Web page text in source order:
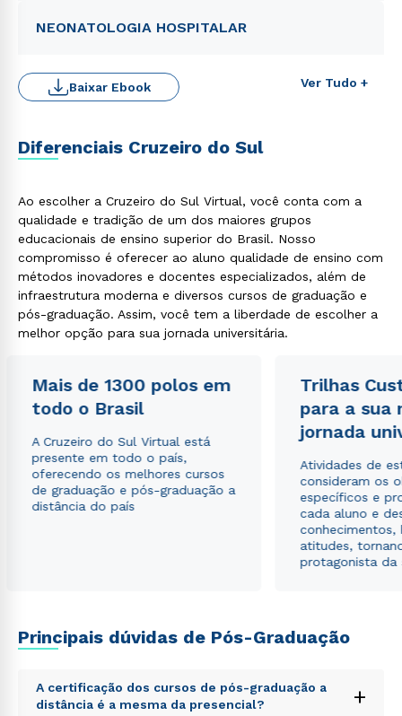
NEONATOLOGIA HOSPITALAR
Ver Tudo +
Baixar Ebook
Diferenciais Cruzeiro do Sul
Ao escolher a Cruzeiro do Sul Virtual, você conta com a
qualidade e tradição de um dos maiores grupos
educacionais de ensino superior do Brasil. Nosso
compromisso é oferecer ao aluno qualidade de ensino com
métodos inovadores e docentes especializados, além de
infraestrutura moderna e diversos cursos de graduação e
pós-graduação. Assim, você tem a liberdade de escolher a
melhor opção para sua jornada universitária.
Mais de 1300 polos em
todo o Brasil
A Cruzeiro do Sul Virtual está
presente em todo o país,
oferecendo os melhores cursos
de graduação e pós-graduação a
distância do país
Trilhas
para a sua
jornada
Atividades de
consideram os
específicos e
cada aluno e
conhecimentos,
atitudes,
protagonista da
Principais dúvidas de Pós-Graduação
A certificação dos cursos de pós-graduação a
distância é a mesma da presencial?
+
Rápido e fácil
WhatsApp
ou
Política de Privacidade.